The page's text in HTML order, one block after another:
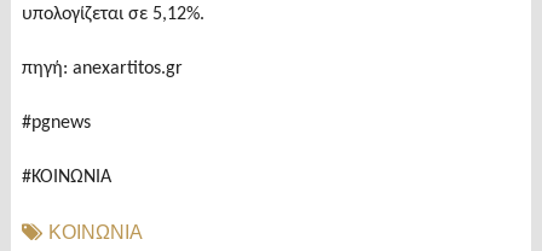
υπολογίζεται σε 5,12%.
πηγή: anexartitos.gr
#pgnews
#ΚΟΙΝΩΝΙΑ
ΚΟΙΝΩΝΙΑ